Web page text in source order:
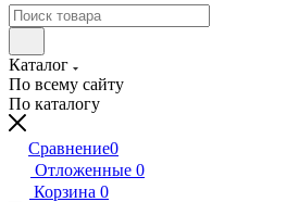
Каталог
По всему сайту
По каталогу
Сравнение0
Отложенные 0
Корзина 0